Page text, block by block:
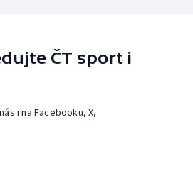
ČT sport i
i na Facebooku, X,